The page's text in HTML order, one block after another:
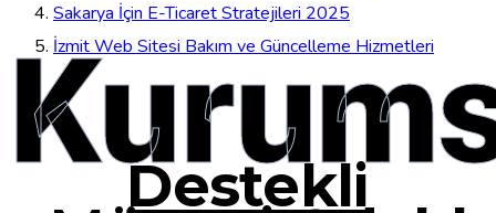
Sakarya İçin E-Ticaret Stratejileri 2025
İzmit Web Sitesi Bakım ve Güncelleme Hizmetleri
Destekli